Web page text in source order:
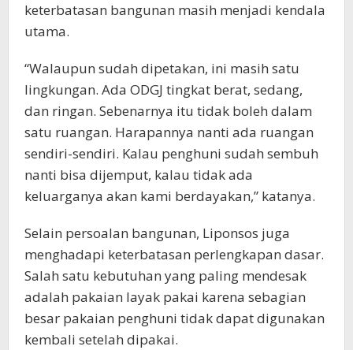
keterbatasan bangunan masih menjadi kendala
utama.
“Walaupun sudah dipetakan, ini masih satu
lingkungan. Ada ODGJ tingkat berat, sedang,
dan ringan. Sebenarnya itu tidak boleh dalam
satu ruangan. Harapannya nanti ada ruangan
sendiri-sendiri. Kalau penghuni sudah sembuh
nanti bisa dijemput, kalau tidak ada
keluarganya akan kami berdayakan,” katanya.
Selain persoalan bangunan, Liponsos juga
menghadapi keterbatasan perlengkapan dasar.
Salah satu kebutuhan yang paling mendesak
adalah pakaian layak pakai karena sebagian
besar pakaian penghuni tidak dapat digunakan
kembali setelah dipakai.